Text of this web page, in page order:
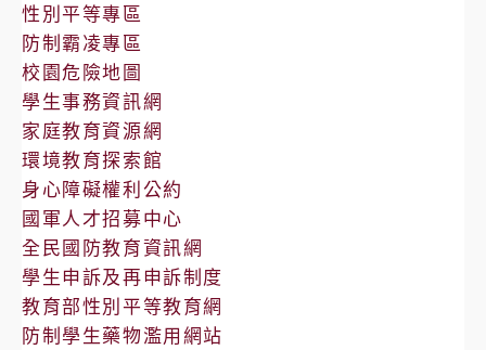
性別平等專區
防制霸凌專區
校園危險地圖
學生事務資訊網
家庭教育資源網
環境教育探索館
身心障礙權利公約
國軍人才招募中心
全民國防教育資訊網
學生申訴及再申訴制度
教育部性別平等教育網
防制學生藥物濫用網站